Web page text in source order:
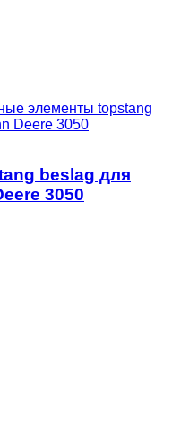
элементы topstang
Deere 3050
beslag для
3050